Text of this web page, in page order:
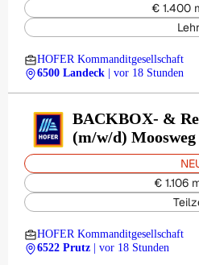
€ 1.400
HOFER Kommanditgesellschaft
6500 Landeck
| vor 18 Stunden
BACKBOX- &
(m/w/d)
€ 1.106
HOFER Kommanditgesellschaft
6522 Prutz
| vor 18 Stunden